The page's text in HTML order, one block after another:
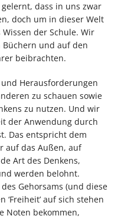
dass in uns zwar
doch um in dieser Welt
der Schule. Wir
Büchern und auf den
beibrachten.
Herausforderungen
zu schauen sowie
zu nutzen. Und wir
der Anwendung durch
Das entspricht dem
auf das Außen, auf
Art des Denkens,
werden belohnt.
Gehorsams (und diese
auf sich stehen
Noten bekommen,